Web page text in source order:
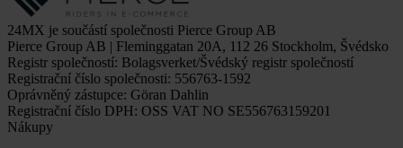
24MX je součástí společnosti Pierce Group AB
Pierce Group AB | Fleminggatan 20A, 112 26 Stockholm, Švédsko
Registr společností: Bolagsverket/Švédský registr společností
Registrační číslo společnosti: 556763-1592
Oprávněný zástupce: Göran Dahlin
Registrační číslo DPH: OSS VAT NO SE556763159201
Nákupy